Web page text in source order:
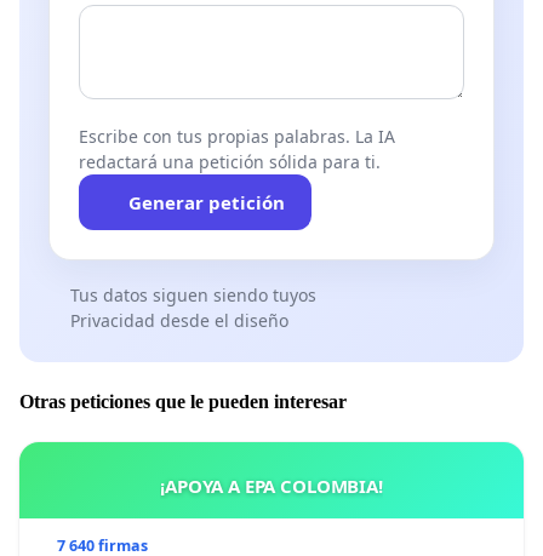
Escribe con tus propias palabras. La IA
redactará una petición sólida para ti.
Generar petición
Tus datos siguen siendo tuyos
Privacidad desde el diseño
Otras peticiones que le pueden interesar
¡APOYA A EPA COLOMBIA!
7 640 firmas